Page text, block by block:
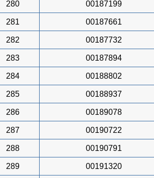
280 00187199
281 00187661
282 00187732
283 00187894
284 00188802
285 00188937
286 00189078
287 00190722
288 00190791
289 00191320